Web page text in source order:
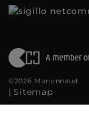
©2026 Marionnaud
| Sitemap